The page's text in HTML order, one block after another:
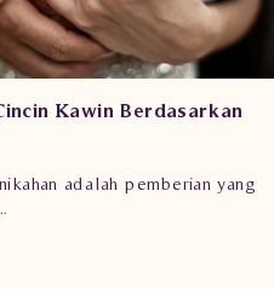
Kawin Berdasarkan
adalah pemberian yang